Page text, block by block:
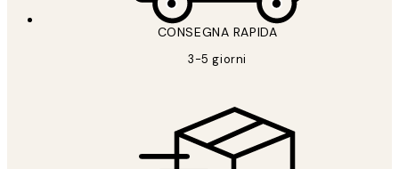
CONSEGNA RAPIDA
3-5 giorni